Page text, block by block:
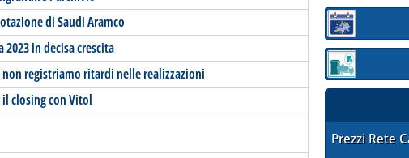
di Saudi Aramco
in decisa crescita
non registriamo ritardi nelle realizzazioni
closing con Vitol
Sezione:
Sezione:
Prezzi Rete